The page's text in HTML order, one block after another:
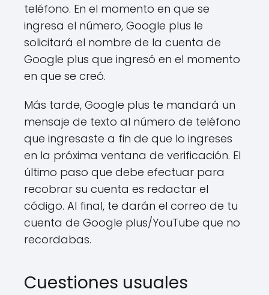
teléfono. En el momento en que se
ingresa el número, Google plus le
solicitará el nombre de la cuenta de
Google plus que ingresó en el momento
en que se creó.
Más tarde, Google plus te mandará un
mensaje de texto al número de teléfono
que ingresaste a fin de que lo ingreses
en la próxima ventana de verificación. El
último paso que debe efectuar para
recobrar su cuenta es redactar el
código. Al final, te darán el correo de tu
cuenta de Google plus/YouTube que no
recordabas.
Cuestiones usuales